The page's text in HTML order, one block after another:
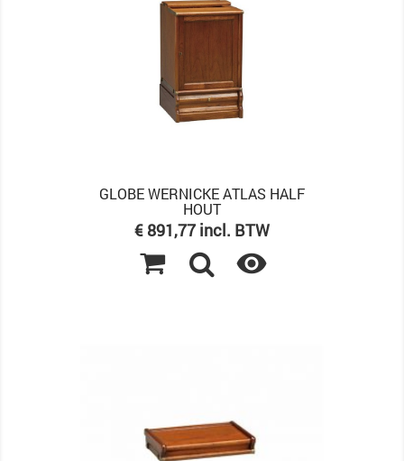
GLOBE WERNICKE ATLAS HALF
HOUT
Prijs
€ 891,77 incl. BTW
